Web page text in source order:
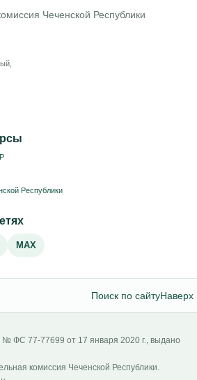
Чеченской Республики
Республики
MAX
Поиск по сайтуНаверх
ФС 77-77699 от 17 января 2020 г., выдано
комиссия Чеченской Республики.